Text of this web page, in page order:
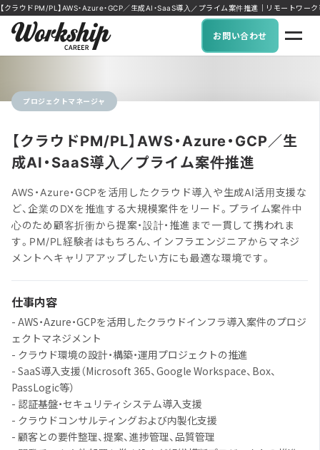
【クラウドPM/PL】AWS・Azure・GCP／生成AI・SaaS導入／プライム案件推進｜リモートワ
お問い合わせ
プロジェクトマネージャ
【クラウドPM/PL】AWS・Azure・GCP／生
成AI・SaaS導入／プライム案件推進
AWS・Azure・GCPを活用したクラウド導入や生成AI活用支援な
ど、企業のDXを推進する大規模案件をリード。プライム案件中
心のため顧客折衝から提案・設計・推進まで一貫して携われま
す。PM/PL経験者はもちろん、インフラエンジニアからマネジ
メントへキャリアアップしたい方にも最適な環境です。
仕事内容
- AWS・Azure・GCPを活用したクラウドインフラ導入案件のプロジ
ェクトマネジメント
- クラウド環境の設計・構築・運用プロジェクトの推進
- SaaS導入支援（Microsoft 365、Google Workspace、Box、
PassLogic等）
- 認証基盤・セキュリティシステム導入支援
- クラウドコンサルティングおよび内製化支援
- 顧客との要件整理、提案、進捗管理、品質管理